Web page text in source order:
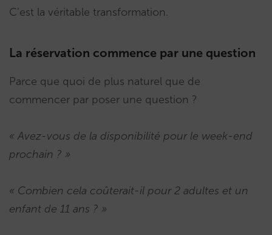
C’est la véritable transformation.
La réservation commence par une question
Parce que quoi de plus naturel que de
commencer par poser une question ?
« Avez-vous de la disponibilité pour le week-end
prochain ? »
« Combien cela coûterait-il pour 2 adultes et un
enfant de 11 ans ? »